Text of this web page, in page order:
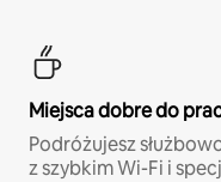
Miejsca dobre do
Podróżujesz
z szybkim Wi-Fi i